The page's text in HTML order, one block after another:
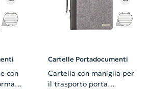
con
Cartelle Portadocumenti
Cartella con maniglia per
il trasporto porta